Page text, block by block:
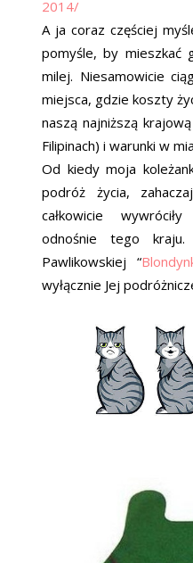
2014/
A ja coraz częściej
pomyśle, by mieszkać
milej. Niesamowicie
miejsca, gdzie koszty
naszą najniższą
Filipinach) i warunki w
Od kiedy moja
podróż życia,
całkowicie
odnośnie tego kraju.
Pawlikowskiej “
wyłącznie Jej